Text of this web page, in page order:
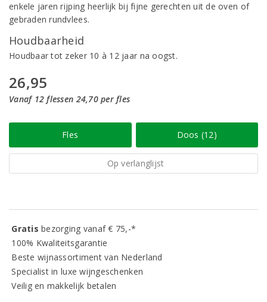
enkele jaren rijping heerlijk bij fijne gerechten uit de oven of
gebraden rundvlees.
Houdbaarheid
Houdbaar tot zeker 10 à 12 jaar na oogst.
26,95
Vanaf 12 flessen 24,70 per fles
Fles Doos (12)
Op verlanglijst
Gratisbezorging vanaf € 75,-*
100% Kwaliteitsgarantie
Beste wijnassortiment van Nederland
Specialist in luxe wijngeschenken
Veilig en makkelijk betalen